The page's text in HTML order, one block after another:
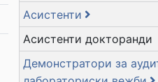
Асистенти
Асистенти докторанди
Демонстратори за